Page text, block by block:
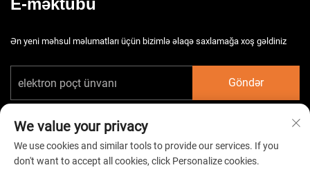
E-məktubu
Ən yeni məhsul məlumatları üçün bizimlə əlaqə saxlamağa xoş gəldiniz
Göndər
We value your privacy
We use cookies and similar tools to provide our services. If you
don't want to accept all cookies, click Personalize cookies.